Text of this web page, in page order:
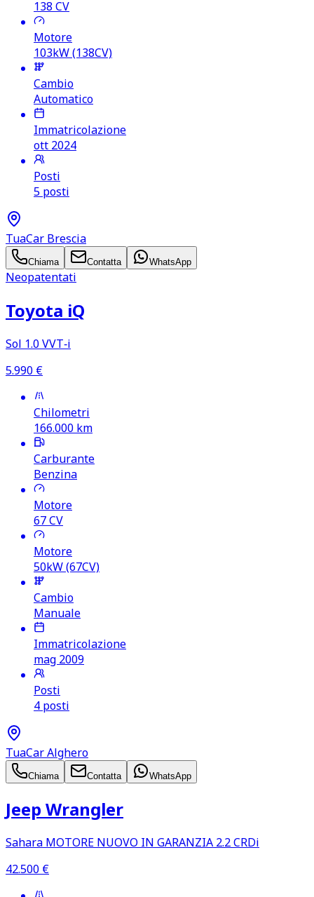
138 CV
Motore
103kW (138CV)
Cambio
Automatico
Immatricolazione
ott 2024
Posti
5 posti
TuaCar Brescia
Chiama Contatta WhatsApp
Neopatentati
Toyota iQ
Sol 1.0 VVT‑i
5.990 €
Chilometri
166.000 km
Carburante
Benzina
Motore
67CV
Motore
50kW (67CV)
Cambio
Manuale
Immatricolazione
mag 2009
Posti
4 posti
TuaCar Alghero
Chiama Contatta WhatsApp
Jeep Wrangler
Sahara MOTORE NUOVO IN GARANZIA 2.2 CRDi
42.500 €